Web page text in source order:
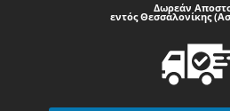
Δωρεάν
εντός Θεσσαλονίκης